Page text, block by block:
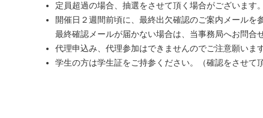
定員超過の場合、抽選をさせて頂く場合がございます
開催日２週間前頃に、最終出欠確認のご案内メールを
最終確認メールが届かない場合は、当事務局へお問合
代理申込み、代理参加はできませんのでご注意願います
学生の方は学生証をご持参ください。（確認をさせて